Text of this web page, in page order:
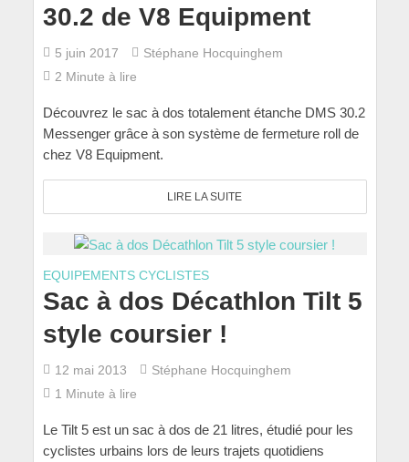
30.2 de V8 Equipment
5 juin 2017
Stéphane Hocquinghem
2 Minute à lire
Découvrez le sac à dos totalement étanche DMS 30.2
Messenger grâce à son système de fermeture roll de
chez V8 Equipment.
LIRE LA SUITE
EQUIPEMENTS CYCLISTES
Sac à dos Décathlon Tilt 5
style coursier !
12 mai 2013
Stéphane Hocquinghem
1 Minute à lire
Le Tilt 5 est un sac à dos de 21 litres, étudié pour les
cyclistes urbains lors de leurs trajets quotidiens